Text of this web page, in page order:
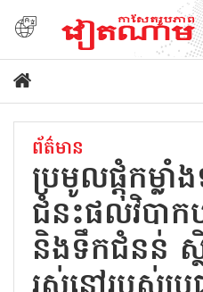
ព័ត៌មាន
ប្រមូលផ្តុំកម្ល
ជំនះផលវិបាក
និងទឹកជំនន់ ស្